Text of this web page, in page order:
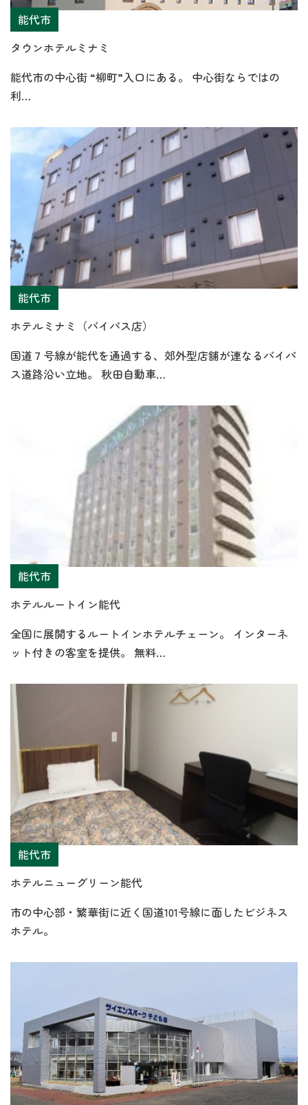
能代市
タウンホテルミナミ
能代市の中心街 “柳町”入口にある。 中心街ならではの
利…
能代市
ホテルミナミ（バイパス店）
国道７号線が能代を通過する、郊外型店舗が連なるバイパ
ス道路沿い立地。 秋田自動車…
能代市
ホテルルートイン能代
全国に展開するルートインホテルチェーン。 インターネ
ット付きの客室を提供。 無料…
能代市
ホテルニューグリーン能代
市の中心部・繁華街に近く国道101号線に面したビジネス
ホテル。